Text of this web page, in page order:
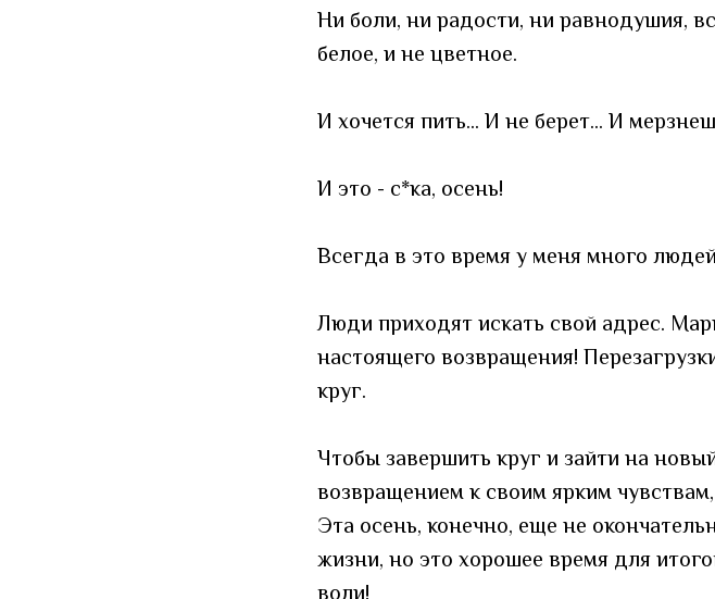
Ни боли, ни радости, ни равнодушия,
белое, и не цветное.
И хочется пить... И не берет... И
И это - с*ка, осень!
Всегда в это время у меня много
Люди приходят искать свой адрес.
настоящего возвращения!
круг.
Чтобы завершить круг и зайти на
возвращением к своим ярким
Эта осень, конечно, еще не
жизни, но это хорошее время для
воли!